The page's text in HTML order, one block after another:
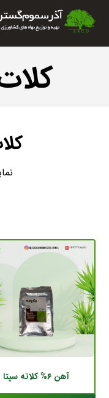
آهن ۶% کلاته سپتا